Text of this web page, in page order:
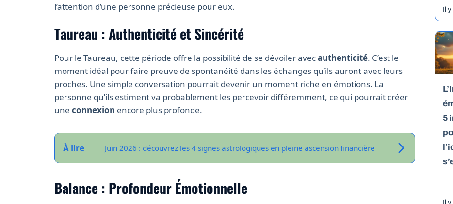
l’attention d’une personne précieuse pour eux.
Taureau : Authenticité et Sincérité
Pour le Taureau, cette période offre la possibilité de se dévoiler avecauthenticité. C’est le
moment idéal pour faire preuve de spontanéité dans les échanges qu’ils auront avec leurs
proches. Une simple conversation pourrait devenir un moment riche en émotions. La
personne qu’ils estiment va probablement les percevoir différemment, ce qui pourrait créer
une connexion encore plus profonde.
À lire Juin 2026 : découvrez les 4 signes astrologiques en pleine ascension financière
Balance : Profondeur Émotionnelle
Il y
5
Il y